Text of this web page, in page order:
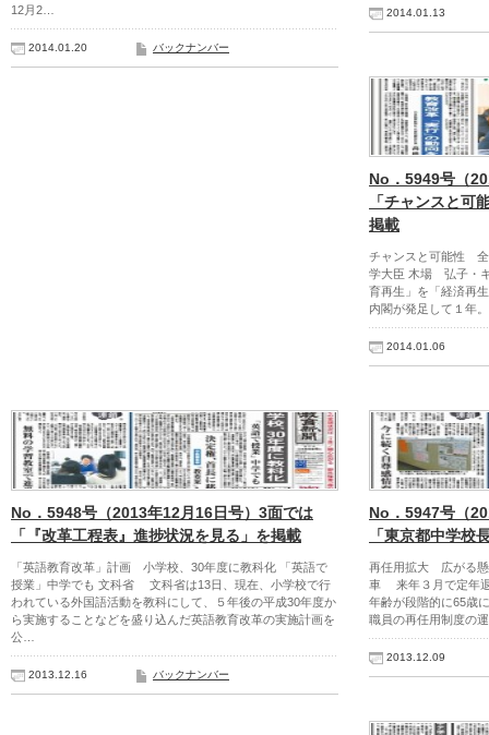
12月2…
2014.01.20 バックナンバー
2014.01.13
No．5949号（
「チャンスと
掲載
チャンスと可能性
学大臣 木場 弘子・
育再生」を「経済再
内閣が発足して１年。
2014.01.06
No．5948号（2013年12月16日号）3面では
「『改革工程表』進捗状況を見る」を掲載
「英語教育改革」計画 小学校、30年度に教科化 「英語で
授業」中学でも 文科省 文科省は13日、現在、小学校で行
われている外国語活動を教科にして、５年後の平成30年度か
ら実施することなどを盛り込んだ英語教育改革の実施計画を
公…
2013.12.16 バックナンバー
No．5947号（
「東京都中学校
再任用拡大 広がる
車 来年３月で定年退
年齢が段階的に65歳
職員の再任用制度の
2013.12.09